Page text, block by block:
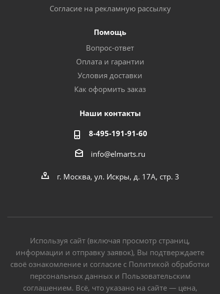
Согласие на рекламную рассылку
Помощь
Вопрос-ответ
Оплата и гарантии
Условия доставки
Как оформить заказ
Наши контакты
8-495-191-91-60
info@elmarts.ru
г. Москва, ул. Искры, д. 17А, стр. 3
Используя сайт (включая просмотр страниц,
информации и отправку заявок), Вы подтверждаете
своё ознакомление и согласие с Политикой обработки
персональных данных и Пользовательским
соглашением. Всё, что указано на сайте — цена,